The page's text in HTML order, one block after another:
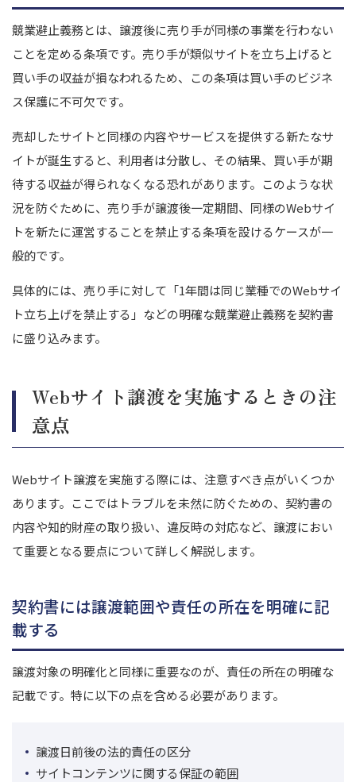
競業避止義務とは、譲渡後に売り手が同様の事業を行わない
ことを定める条項です。売り手が類似サイトを立ち上げると
買い手の収益が損なわれるため、この条項は買い手のビジネ
ス保護に不可欠です。
売却したサイトと同様の内容やサービスを提供する新たなサ
イトが誕生すると、利用者は分散し、その結果、買い手が期
待する収益が得られなくなる恐れがあります。 このような状
況を防ぐために、売り手が譲渡後一定期間、同様のWebサイ
トを新たに運営することを禁止する条項を設けるケースが一
般的です。
具体的には、売り手に対して「1年間は同じ業種でのWebサイ
ト立ち上げを禁止する」などの明確な競業避止義務を契約書
に盛り込みます。
Webサイト譲渡を実施するときの注
意点
Webサイト譲渡を実施する際には、注意すべき点がいくつか
あります。ここではトラブルを未然に防ぐための、契約書の
内容や知的財産の取り扱い、違反時の対応など、譲渡におい
て重要となる要点について詳しく解説します。
契約書には譲渡範囲や責任の所在を明確に記
載する
譲渡対象の明確化と同様に重要なのが、責任の所在の明確な
記載です。特に以下の点を含める必要があります。
譲渡日前後の法的責任の区分
サイトコンテンツに関する保証の範囲